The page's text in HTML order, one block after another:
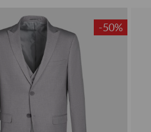
-50%